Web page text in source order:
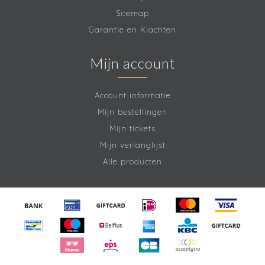
Sitemap
Garantie en Klachten
Mijn account
Account informatie
Mijn bestellingen
Mijn tickets
Mijn verlanglijst
Alle producten